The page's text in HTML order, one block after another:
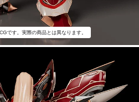
です。実際の商品とは異なります。